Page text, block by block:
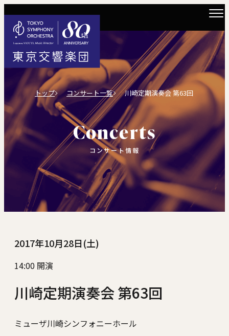
トップ コンサート一覧 川崎定期演奏会 第63回
Concerts
コンサート情報
2017年10月28日(土)
14:00 開演
川崎定期演奏会 第63回
ミューザ川崎シンフォニーホール